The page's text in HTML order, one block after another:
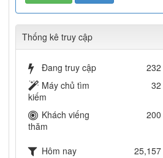
Thống kê truy cập
Đang truy cập
232
Máy chủ tìm
kiếm
32
Khách viếng
thăm
200
Hôm nay
25,157